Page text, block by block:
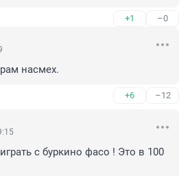
+1 –0
насмех.
+6 –12
с буркино фасо ! Это в 100